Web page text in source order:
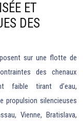
ET
DES
sur une flotte de
des chenaux
faible tirant d’eau,
propulsion silencieuses
Vienne, Bratislava,